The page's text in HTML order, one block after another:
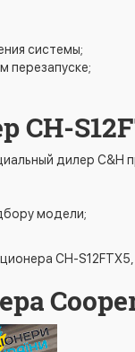
системы;
перезапуске;
CH-
дилер С&H
модели;
CH-